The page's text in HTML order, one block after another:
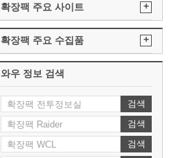
확장팩 주요 사이트 +
확장팩 주요 수집품 +
와우 정보 검색
검색
검색
검색